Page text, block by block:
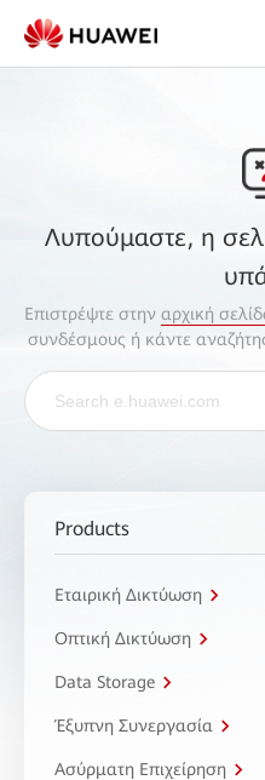
Λυπούμαστε, η
Επιστρέψτε στην αρχική
συνδέσμους ή κάντε
Products
Εταιρική Δικτύωση
Οπτική Δικτύωση
Data Storage
Έξυπνη Συνεργασία
Ασύρματη Επιχείρηση